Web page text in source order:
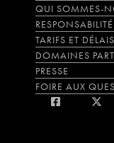
QUI SOMMES-
TARIFS ET
DOMAINES
PRESSE
FOIRE AUX